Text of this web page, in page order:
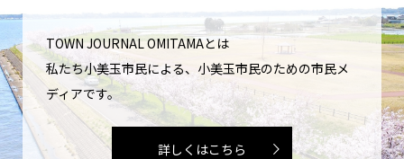
TOWN JOURNAL OMITAMAとは
私たち小美玉市民による、小美玉市民のための市民メ
ディアです。
詳しくはこちら